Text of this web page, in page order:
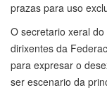
prazas para uso
O secretario xeral
dirixentes da
para expresar o
ser escenario da